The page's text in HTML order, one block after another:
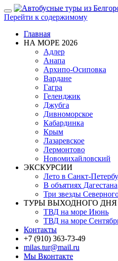
Показать/
Скрыть
навигацию
Перейти к содержимому
Главная
НА МОРЕ 2026
Адлер
Анапа
Архипо-Осиповка
Вардане
Гагра
Геленджик
Джубга
Дивноморское
Кабардинка
Крым
Лазаревское
Лермонтово
Новомихайловский
ЭКСКУРСИИ
Лето в Санкт-
В объятиях Дагестана
Три звезды
ТУРЫ ВЫХОДНОГО ДНЯ
ТВД на море Июнь
ТВД на море
Контакты
+7 (910) 363-73-49
milas.tur@mail.ru
Мы Вконтакте